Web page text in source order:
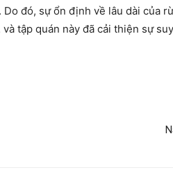
đó, sự ổn định về lâu dài của
tập quán này đã cải thiện sự